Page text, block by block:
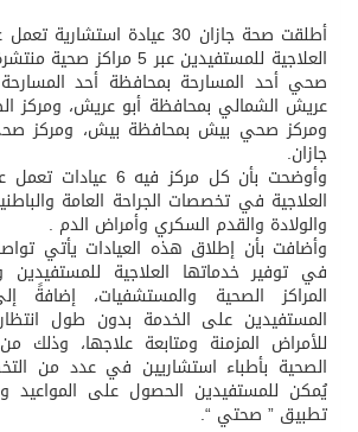
حالة الطقس المتوقعة اليوم في
أطلقت صحة جازان 30 عيادة
العلاجية للمستفيدين عبر 5
صحي أحد المسارحة بمحافظة أحد
عريش الشمالي بمحافظة أبو عريش، ومركز
جازان.
وأوضحت بأن كل مركز
العلاجية في تخصصات الجراحة العامة
والولادة والقدم السكري وأمراض الدم .
وأضافت بأن إطلاق هذه العيادات يأتي
في توفير خدماتها العلاجية للمستفيدين
المراكز الصحية والمستشفيات،
المستفيدين على الخدمة بدون طول
للأمراض المزمنة ومتابعة علاجها، وذلك
الصحية بأطباء استشاريين في عدد من
يُمكن للمستفيدين الحصول على المواعيد
تطبيق ” صحتي “.